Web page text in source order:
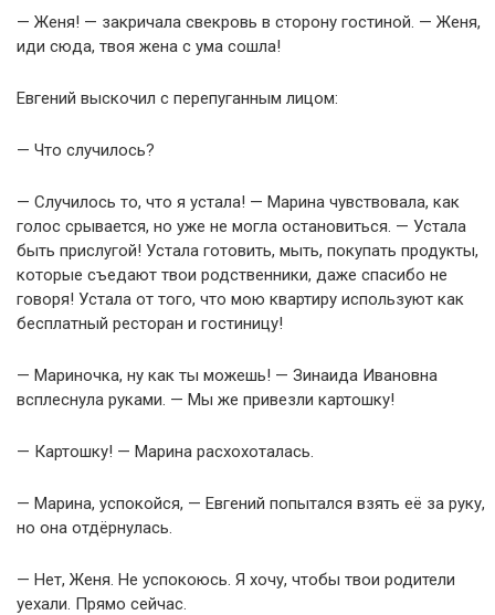
— Женя! — закричала свекровь в сторону гостиной. — Женя,
иди сюда, твоя жена с ума сошла!
Евгений выскочил с перепуганным лицом:
— Что случилось?
— Случилось то, что я устала! — Марина чувствовала, как
голос срывается, но уже не могла остановиться. — Устала
быть прислугой! Устала готовить, мыть, покупать продукты,
которые съедают твои родственники, даже спасибо не
говоря! Устала от того, что мою квартиру используют как
бесплатный ресторан и гостиницу!
— Мариночка, ну как ты можешь! — Зинаида Ивановна
всплеснула руками. — Мы же привезли картошку!
— Картошку! — Марина расхохоталась.
— Марина, успокойся, — Евгений попытался взять её за руку,
но она отдёрнулась.
— Нет, Женя. Не успокоюсь. Я хочу, чтобы твои родители
уехали. Прямо сейчас.